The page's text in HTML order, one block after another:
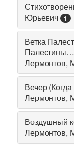
Юрьевич
1
Ветка
Лермонтов,
Вечер
Лермонтов,
Воздушный
Лермонтов,